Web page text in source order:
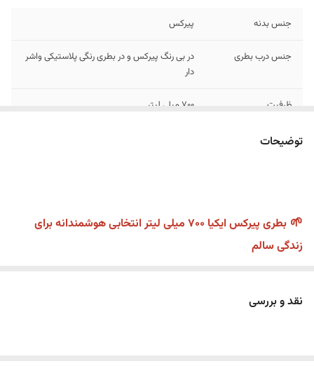
جنس بدنه پیرکس
جنس درب بطری
در بی رنگ پیرکس و در بطری رنگی پلاستیکی واشر
دار
ظرفیت 700 میلی لیتر
توضیحات
🌱
بطری پیرکس ایکیا 700 میلی لیتر انتخابی هوشمندانه برای
زندگی سالم
نقد و بررسی